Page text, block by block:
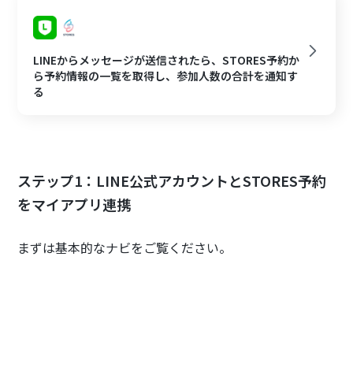
LINEからメッセージが送信されたら、STORES予約か
ら予約情報の一覧を取得し、参加人数の合計を通知す
る
ステップ1：LINE公式アカウントとSTORES予約
をマイアプリ連携
まずは基本的なナビをご覧ください。